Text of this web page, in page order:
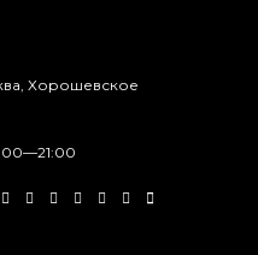
Хорошевское